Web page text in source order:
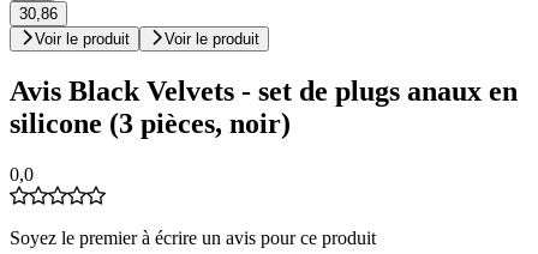
30,86
Voir le produit
Voir le produit
Avis Black Velvets - set de plugs anaux en
silicone (3 pièces, noir)
0,0
Soyez le premier à écrire un avis pour ce produit